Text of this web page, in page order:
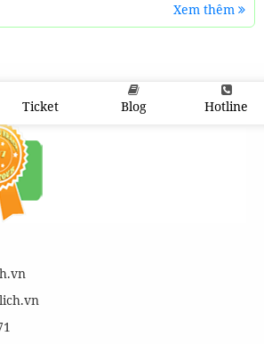
Xem thêm
Ticket Blog Hotline